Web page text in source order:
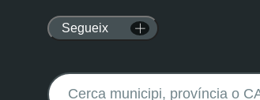
Segueix
Buscar: